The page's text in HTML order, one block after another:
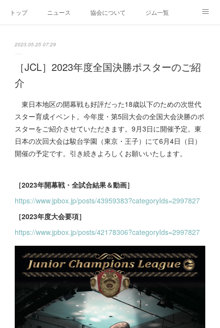
トップ ニュース 協会について ジム一覧
2023.05.25 07:29
［JCL］2023年度全国決勝ポスターのご紹
介
東日本地区の開幕戦も好評だった18歳以下のための次世代
スター育成イベント。今年度・第5回大会の全国大会決勝のポ
スターをご紹介させていただきます。9月3日に開催予定。東
日本の次回大会は駿台学園（東京・王子）にて6⽉4⽇（⽇）
開催の予定です。引き続きよろしくお願いいたします。
［2023年開幕戦・全試合結果＆動画］
https://www.jpbox.jp/posts/43959383?categoryIds=2997827
［2023年度大会要項］
https://www.jpbox.jp/posts/42178306?categoryIds=2997827